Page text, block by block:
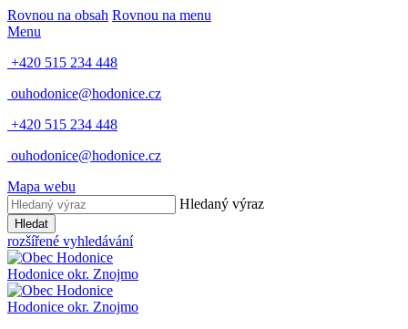
Rovnou na obsah Rovnou na menu
Menu
+420 515 234 448
ouhodonice@hodonice.cz
+420 515 234 448
ouhodonice@hodonice.cz
Mapa webu
Hledaný výraz
Hledat
rozšířené vyhledávání
Hodonice okr. Znojmo
Hodonice okr. Znojmo